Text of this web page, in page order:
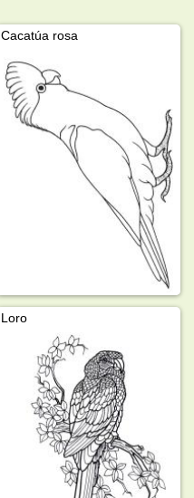
Cacatúa rosa
Loro